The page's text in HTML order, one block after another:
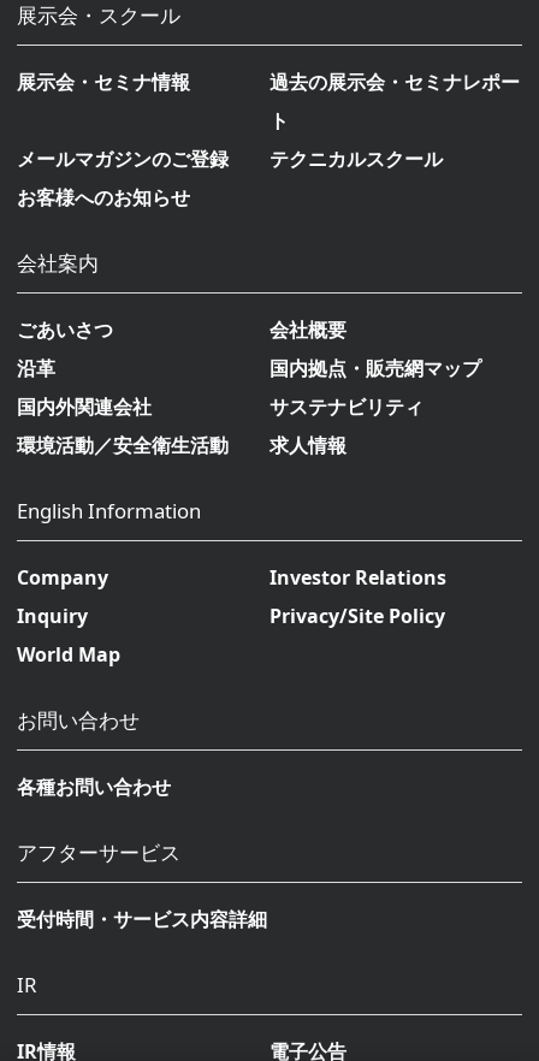
展示会・スクール
展示会・セミナ情報
過去の展示会・セミナレポー
ト
メールマガジンのご登録
テクニカルスクール
お客様へのお知らせ
会社案内
ごあいさつ
会社概要
沿革
国内拠点・販売網マップ
国内外関連会社
サステナビリティ
環境活動／安全衛生活動
求人情報
English Information
Company
Investor Relations
Inquiry
Privacy/Site Policy
World Map
お問い合わせ
各種お問い合わせ
アフターサービス
受付時間・サービス内容詳細
IR
IR情報 電子公告